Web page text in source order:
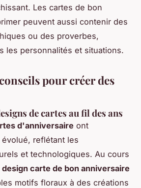
Les cartes de bon
peuvent aussi contenir des
ou des proverbes,
les personnalités et situations.
pour créer des
de cartes au fil des ans
d'anniversaire ont
reflétant les
et technologiques. Au cours
design carte de bon anniversaire
motifs floraux à des créations